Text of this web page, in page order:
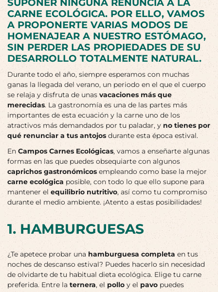
CARNE ECOLÓGICA. POR ELLO, VAMOS
A PROPONERTE VARIAS MODOS DE
HOMENAJEAR A NUESTRO ESTÓMAGO,
SIN PERDER LAS PROPIEDADES DE SU
DESARROLLO TOTALMENTE NATURAL.
Durante todo el año, siempre esperamos con muchas
ganas la llegada del verano, un periodo en el que el cuerpo
se relaja y disfruta de unas vacaciones más que
merecidas. La gastronomía es una de las partes más
importantes de esta ecuación y la carne uno de los
atractivos más demandados por tu paladar, y no tienes por
qué renunciar a tus antojos durante esta época estival.
En Campos Carnes Ecológicas, vamos a enseñarte algunas
formas en las que puedes obsequiarte con algunos
caprichos gastronómicosempleando como base la mejor
carne ecológica posible, con todo lo que ello supone para
mantener el equilibrio nutritivo, así como tu compromiso
durante el medio ambiente. ¡Atento a estas posibilidades!
1. HAMBURGUESAS
¿Te apetece probar una hamburguesa completa en tus
noches de descanso estival? Puedes hacerlo sin necesidad
de olvidarte de tu habitual dieta ecológica. Elige tu carne
preferida. Entre la ternera, el pollo y el pavo puedes